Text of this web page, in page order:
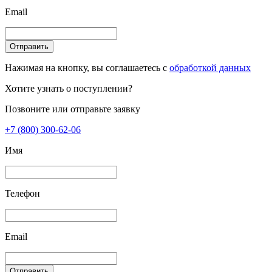
Email
Отправить
Нажимая на кнопку, вы соглашаетесь с обработкой данных
Хотите узнать о поступлении?
Позвоните или отправьте заявку
+7 (800) 300-62-06
Имя
Телефон
Email